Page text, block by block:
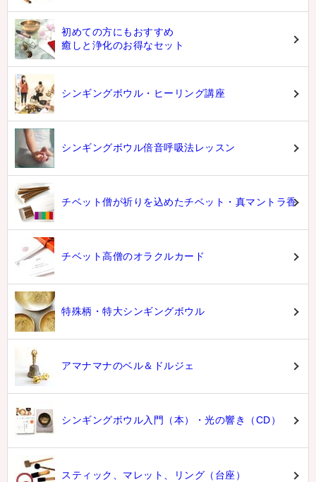
初めての方にもおすすめ
癒しと浄化のお得なセット
シンギングボウル・ヒーリング講座
シンギングボウル倍音呼吸法レッスン
チベット僧が祈りを込めたチベット・真マントラ香
チベット高僧のオラクルカード
特殊柄・特大シンギングボウル
アマナマナのベル＆ドルジェ
シンギングボウル入門（本）・光の響き（CD）
スティック、マレット、リング（台座）